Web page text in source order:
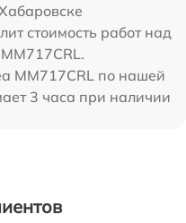
стоимость работ над
MM717CRL по нашей
3 часа при наличии